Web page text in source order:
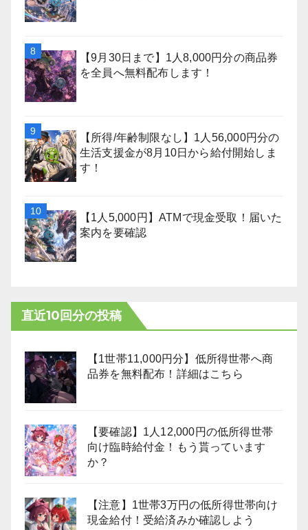
【9月30日まで】1人8,000円分の商品券
を全員へ無料配布します！
【所得/年齢制限なし】1人56,000円分の
生活支援金が8月10日から給付開始しま
す！
【1人5,000円】ATMで現金受取！届いた
案内を要確認
直近10回分の投稿
【1世帯11,000円分】低所得世帯へ商
品券を無料配布！詳細はこちら
【要確認】1人12,000円の低所得世帯
向け臨時給付金！もう貰っています
か？
【注意】1世帯3万円の低所得世帯向け
現金給付！受給済みか確認しよう